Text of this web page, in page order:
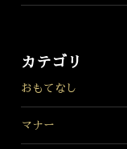
カテゴリ
おもてなし
マナー